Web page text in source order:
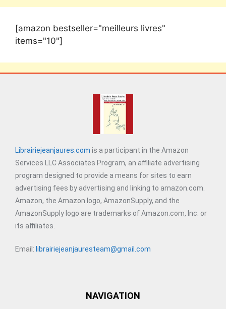
[amazon bestseller="meilleurs livres"
items="10"]
Librairiejeanjaures.com is a participant in the Amazon
Services LLC Associates Program, an affiliate advertising
program designed to provide a means for sites to earn
advertising fees by advertising and linking to amazon.com.
Amazon, the Amazon logo, AmazonSupply, and the
AmazonSupply logo are trademarks of Amazon.com, Inc. or
its affiliates.
Email: librairiejeanjauresteam@gmail.com
NAVIGATION